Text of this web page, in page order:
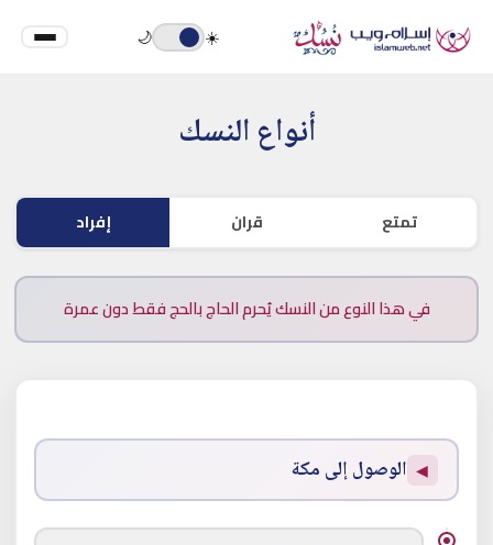
☀️
🌙
أنواع النسك
تمتع قران إفراد
في هذا النوع من النسك يُحرم الحاج بالحج فقط دون عمرة
◀ الوصول إلى مكة